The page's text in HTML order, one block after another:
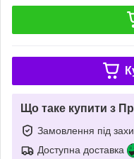
Що таке купити з
Замовлення під
Доступна доставка